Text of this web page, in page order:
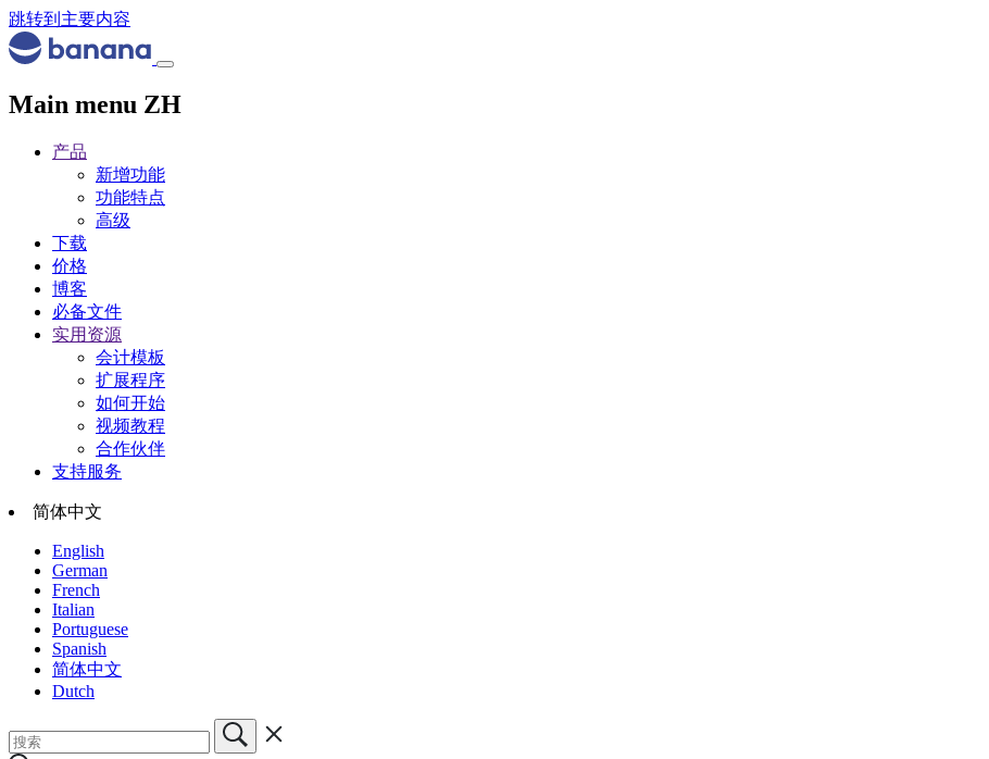
跳转到主要内容
Main menu ZH
产品
新增功能
功能特点
高级
下载
价格
博客
必备文件
实用资源
会计模板
扩展程序
如何开始
视频教程
合作伙伴
支持服务
简体中文
English
German
French
Italian
Portuguese
Spanish
简体中文
Dutch